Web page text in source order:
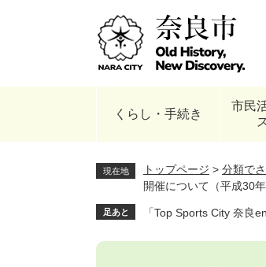
くらし・手続き
市民
現在地 トップページ > 分類で
開催について（平成30
足あと 「Top Sports City 奈良